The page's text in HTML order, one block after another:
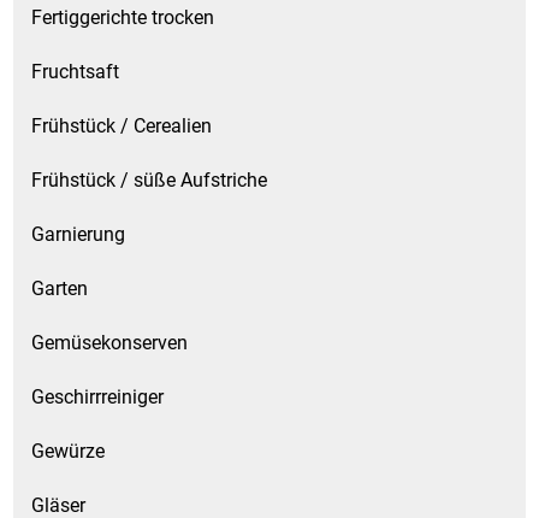
Küchenzubehör
Limonaden
Marinierte / geräucherte Fische
Öle
Papier / Hygiene
Fertiggerichte trocken
Fruchtsaft
Frühstück / Cerealien
Frühstück / süße Aufstriche
Garnierung
Garten
Gemüsekonserven
Geschirrreiniger
Gewürze
Gläser